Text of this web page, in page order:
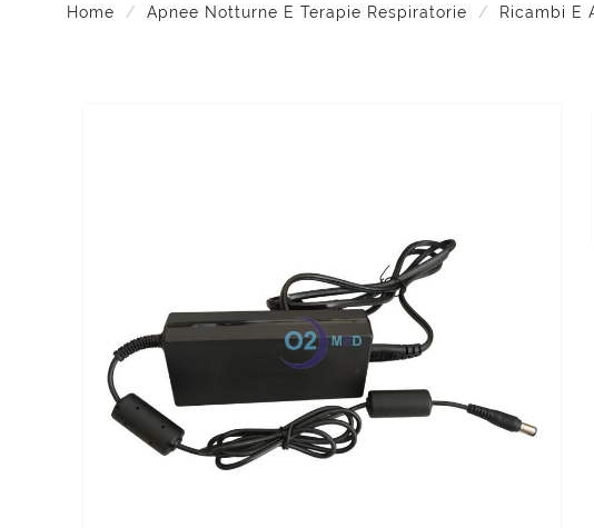
Home Apnee Notturne E Terapie Respiratorie Ricambi E